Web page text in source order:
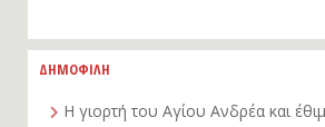
ΔΗΜΟΦΙΛΗ
Η γιορτή του Αγίου Ανδρέα και έθιμα της λαϊκής του